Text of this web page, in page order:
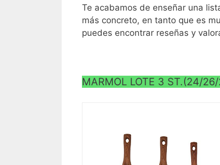
Te acabamos de enseñar una
más concreto, en tanto que es
puedes encontrar reseñas y
MARMOL LOTE 3 ST.(24/